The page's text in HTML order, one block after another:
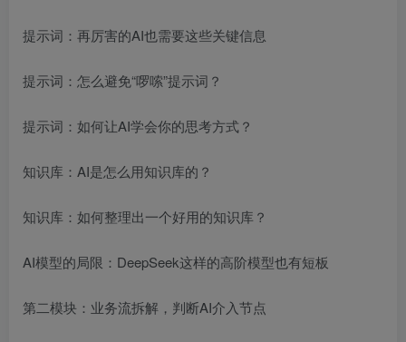
提示词：再厉害的AI也需要这些关键信息
提示词：怎么避免“啰嗦”提示词？
提示词：如何让AI学会你的思考方式？
知识库：AI是怎么用知识库的？
知识库：如何整理出一个好用的知识库？
AI模型的局限：DeepSeek这样的高阶模型也有短板
第二模块：业务流拆解，判断AI介入节点